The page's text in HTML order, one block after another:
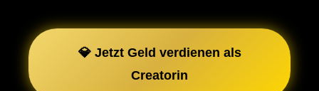
💎 Jetzt Geld verdienen als
Creatorin